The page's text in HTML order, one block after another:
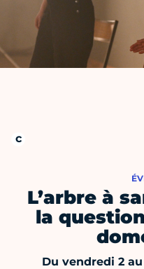
L’arbre à
la
Du vendredi 2